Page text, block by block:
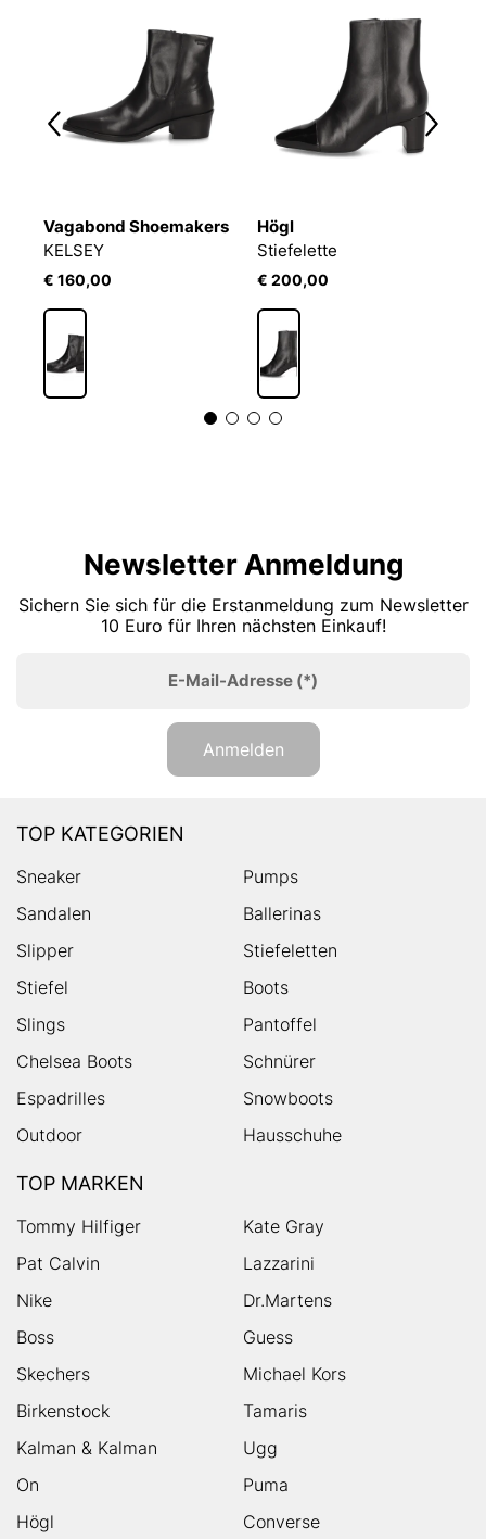
Vagabond Shoemakers
KELSEY
€ 160,00
Högl
Stiefelette
€ 200,00
Newsletter Anmeldung
Sichern Sie sich für die Erstanmeldung zum Newsletter
10 Euro für Ihren nächsten Einkauf!
E-Mail-Adresse (*)
Anmelden
TOP KATEGORIEN
Sneaker
Pumps
Sandalen
Ballerinas
Slipper
Stiefeletten
Stiefel
Boots
Slings
Pantoffel
Chelsea Boots
Schnürer
Espadrilles
Snowboots
Outdoor
Hausschuhe
TOP MARKEN
Tommy Hilfiger
Kate Gray
Pat Calvin
Lazzarini
Nike
Dr.Martens
Boss
Guess
Skechers
Michael Kors
Birkenstock
Tamaris
Kalman & Kalman
Ugg
On
Puma
Högl
Converse